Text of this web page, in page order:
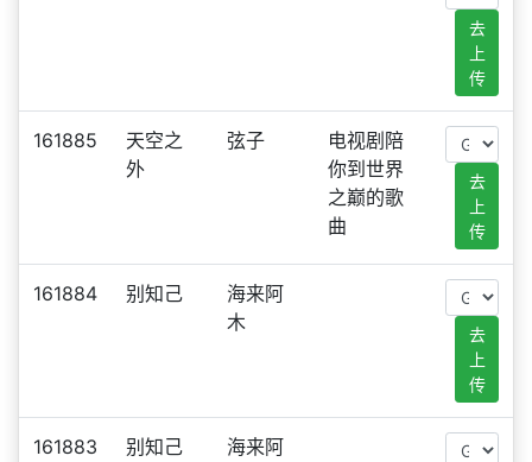
去
上
传
161885
天空之
外
弦子
电视剧陪
你到世界
之巅的歌
曲
去
上
传
161884 别知己
海来阿
木
去
上
传
161883 别知己
海来阿